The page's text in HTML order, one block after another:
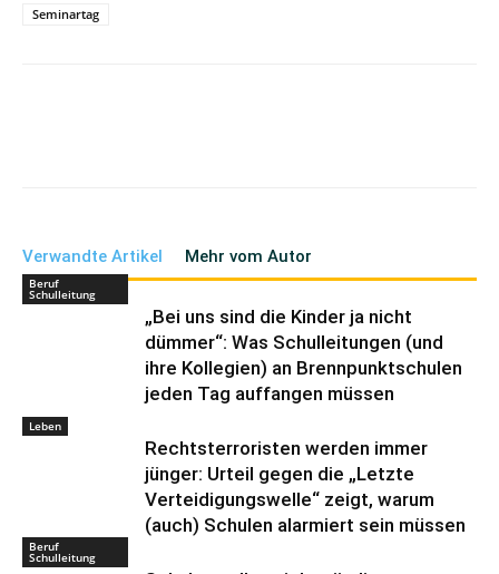
Seminartag
Verwandte Artikel Mehr vom Autor
Beruf
Schulleitung
„Bei uns sind die Kinder ja nicht
dümmer“: Was Schulleitungen (und
ihre Kollegien) an Brennpunktschulen
jeden Tag auffangen müssen
Leben
Rechtsterroristen werden immer
jünger: Urteil gegen die „Letzte
Verteidigungswelle“ zeigt, warum
(auch) Schulen alarmiert sein müssen
Beruf
Schulleitung